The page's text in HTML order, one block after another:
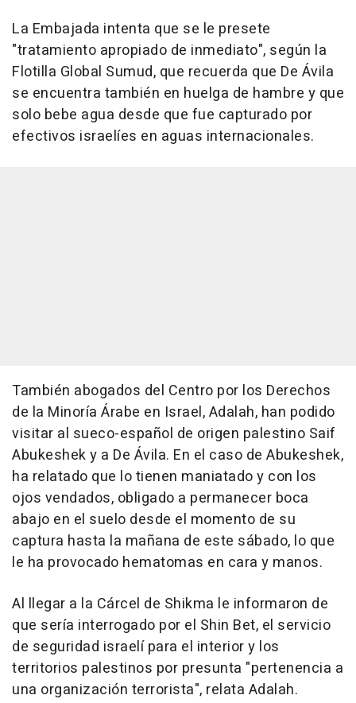
La Embajada intenta que se le presete
"tratamiento apropiado de inmediato", según la
Flotilla Global Sumud, que recuerda que De Ávila
se encuentra también en huelga de hambre y que
solo bebe agua desde que fue capturado por
efectivos israelíes en aguas internacionales.
También abogados del Centro por los Derechos
de la Minoría Árabe en Israel, Adalah, han podido
visitar al sueco-español de origen palestino Saif
Abukeshek y a De Ávila. En el caso de Abukeshek,
ha relatado que lo tienen maniatado y con los
ojos vendados, obligado a permanecer boca
abajo en el suelo desde el momento de su
captura hasta la mañana de este sábado, lo que
le ha provocado hematomas en cara y manos.
Al llegar a la Cárcel de Shikma le informaron de
que sería interrogado por el Shin Bet, el servicio
de seguridad israelí para el interior y los
territorios palestinos por presunta "pertenencia a
una organización terrorista", relata Adalah.